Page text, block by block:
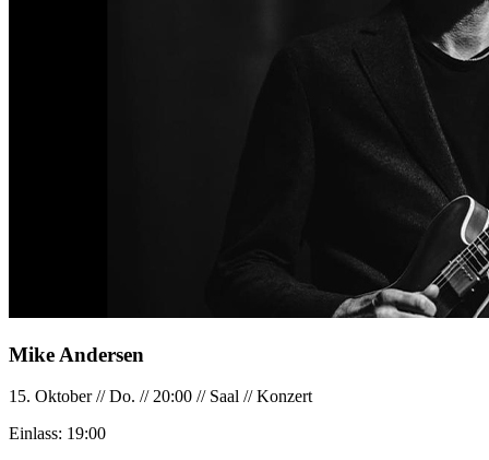
Mike Andersen
15. Oktober//Do. //20:00 // Saal //Konzert
Einlass: 19:00